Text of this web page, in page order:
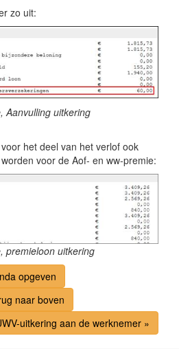
zo uit:
Aanvulling uitkering
het deel van het verlof ook
voor de Aof- en ww-premie:
premieloon uitkering
opgeven
naar boven
uitkering aan de werknemer »